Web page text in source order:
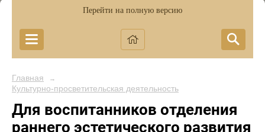
Перейти на полную версию
Главная →
Культурно-просветительская деятельность
Для воспитанников отделения
раннего эстетического развития